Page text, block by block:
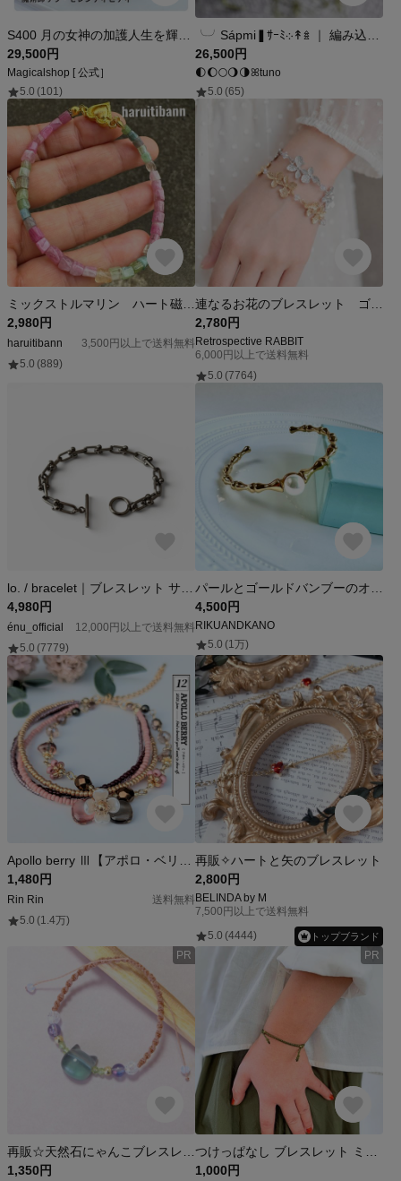
29,500円
Magicalshop [ 公式］
5.0 (101)
26,500円
🌓🌔🌕🌖🌗ꕤtuno
5.0 (65)
2,980円
haruitibann
3,500円以上で送料無料
5.0 (889)
2,780円
Retrospective RABBIT
6,000円以上で送料無料
5.0 (7764)
4,980円
énu_official
12,000円以上で送料無料
5.0 (7779)
4,500円
RIKUANDKANO
5.0 (1万)
1,480円
Rin Rin
送料無料
5.0 (1.4万)
再販✧ハートと矢のブレスレット
2,800円
BELINDA by M
7,500円以上で送料無料
5.0 (4444) トップブランド
PR
1,350円
PR
1,000円